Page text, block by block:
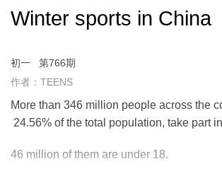
Winter sports in China
初一
第766期
作者：TEENS
More than 346 million people across the
24.56% of the total population, take part
46 million of them are under 18.